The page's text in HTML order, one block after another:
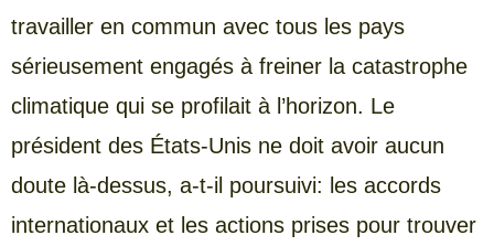
travailler en commun avec tous les pays
sérieusement engagés à freiner la catastrophe
climatique qui se profilait à l’horizon. Le
président des États-Unis ne doit avoir aucun
doute là-dessus, a-t-il poursuivi: les accords
internationaux et les actions prises pour trouver